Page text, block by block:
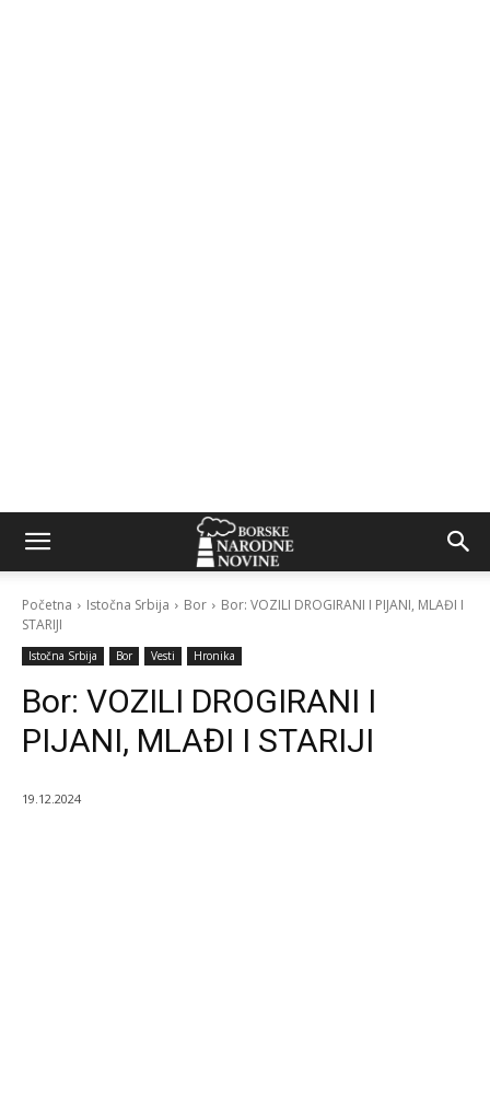
Početna Istočna Srbija Bor
Bor: VOZILI DROGIRANI I PIJANI, MLAĐI I
STARIJI
Istočna Srbija Bor Vesti Hronika
Bor: VOZILI DROGIRANI I
PIJANI, MLAĐI I STARIJI
19.12.2024